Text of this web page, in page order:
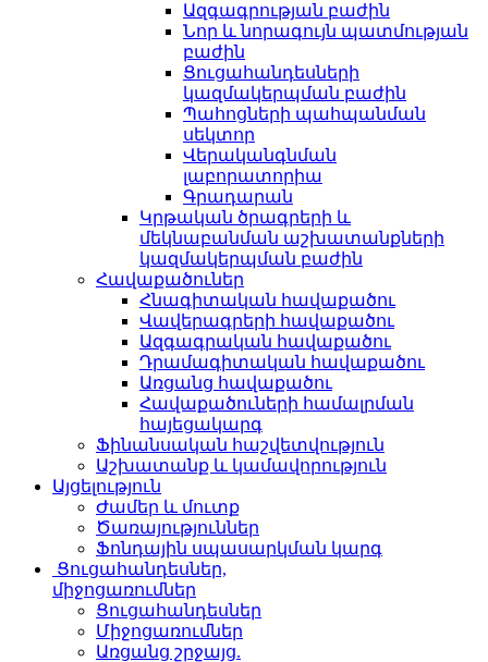
Ազգագրության բաժին
Նոր և նորագույն պատմության
բաժին
Ցուցահանդեսների
կազմակերպման բաժին
Պահոցների պահպանման
սեկտոր
Վերականգնման
լաբորատորիա
Գրադարան
Կրթական ծրագրերի և
մեկնաբանման աշխատանքների
կազմակերպման բաժին
Հավաքածուներ
Հնագիտական հավաքածու
Վավերագրերի հավաքածու
Ազգագրական հավաքածու
Դրամագիտական հավաքածու
Առցանց հավաքածու
Հավաքածուների համալրման
հայեցակարգ
Ֆինանսական հաշվետվություն
Աշխատանք և կամավորություն
Այցելություն
Ժամեր և մուտք
Ծառայություններ
Ֆոնդային սպասարկման կարգ
Ցուցահանդեսներ,
միջոցառումներ
Ցուցահանդեսներ
Միջոցառումներ
Առցանց շրջայց.